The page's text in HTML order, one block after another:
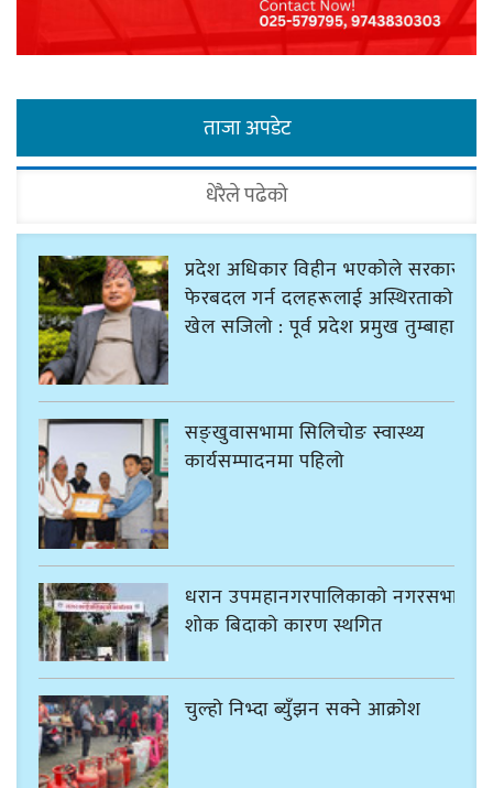
ताजा अपडेट
धेरैले पढेको
प्रदेश अधिकार विहीन भएकोले सरकार
फेरबदल गर्न दलहरूलाई अस्थिरताको
खेल सजिलो : पूर्व प्रदेश प्रमुख तुम्बाहाङ
सङ्खुवासभामा सिलिचोङ स्वास्थ्य
कार्यसम्पादनमा पहिलो
धरान उपमहानगरपालिकाको नगरसभा
शोक बिदाको कारण स्थगित
चुल्हो निभ्दा ब्युँझन सक्ने आक्रोश